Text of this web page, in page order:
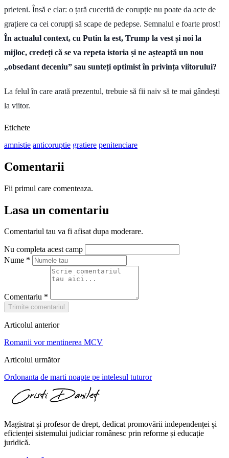
prieteni. Însă e clar: o țară cucerită de corupție nu poate da acte de
grațiere ca cei corupți să scape de pedepse. Semnalul e foarte prost!
În actualul context, cu Putin la est, Trump la vest și noi la
mijloc, credeți că se va repeta istoria și ne așteaptă un nou
„obsedant deceniu” sau sunteți optimist în privința viitorului?
La felul în care arată prezentul, trebuie să fii naiv să te mai gândești
la viitor.
Etichete
amnistie anticoruptie gratiere penitenciare
Comentarii
Fii primul care comenteaza.
Lasa un comentariu
Comentariul tau va fi afisat dupa moderare.
Nu completa acest camp
Nume *
Comentariu *
Trimite comentariul
Articolul anterior
Romanii vor mentinerea MCV
Articolul următor
Ordonanta de marti noapte pe intelesul tuturor
Magistrat și profesor de drept, dedicat promovării independenței și
eficienței sistemului judiciar românesc prin reforme și educație
juridică.